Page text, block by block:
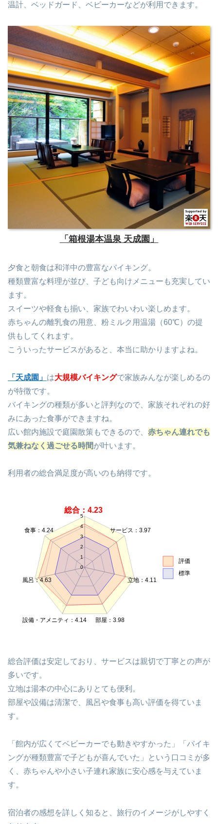
温計、ベッドガード、ベビーカーなどが利用できます。
「箱根湯本温泉 天成園」
夕食と朝食は和洋中の豊富なバイキング。
種類豊富な料理が並び、子ども向けメニューも充実してい
ます。
スイーツや軽食も揃い、家族でわいわい楽しめます。
赤ちゃんの離乳食の用意、粉ミルク用温湯（60℃）の提
供もしてくれます。
こういったサービスがあると、本当に助かりますよね。
「天成園」 は大規模バイキングで家族みんなが楽しめるの
が特徴です。
バイキングの種類が多いと評判なので、家族それぞれの好
みにあった食事ができますね。
広い館内施設で庭園散策もできるので、 赤ちゃん連れでも
気兼ねなく過ごせる時間が叶います。
利用者の総合満足度が高いのも納得です。
0
1
2
3
4
5
総合：4.23
サービス：3.97
立地：4.11
部屋：3.98
設備・アメニティ：4.14
風呂：4.63
食事：4.24
評価
標準
総合評価は安定しており、サービスは親切で丁寧との声が
多いです。
立地は湯本の中心にありとても便利。
部屋や設備は清潔で、風呂や食事も高い評価を得ていま
す。
「館内が広くてベビーカーでも動きやすかった」「バイキ
ングが種類豊富で子どもが喜んでいた」という口コミが多
く、赤ちゃんや小さい子連れ家族に安心感を与えていま
す。
宿泊者の感想を詳しく知ると、旅行のイメージがしやすく